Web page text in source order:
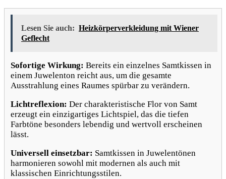
Lesen Sie auch: Heizkörperverkleidung mit Wiener
Geflecht
Sofortige Wirkung: Bereits ein einzelnes Samtkissen in
einem Juwelenton reicht aus, um die gesamte
Ausstrahlung eines Raumes spürbar zu verändern.
Lichtreflexion: Der charakteristische Flor von Samt
erzeugt ein einzigartiges Lichtspiel, das die tiefen
Farbtöne besonders lebendig und wertvoll erscheinen
lässt.
Universell einsetzbar: Samtkissen in Juwelentönen
harmonieren sowohl mit modernen als auch mit
klassischen Einrichtungsstilen.